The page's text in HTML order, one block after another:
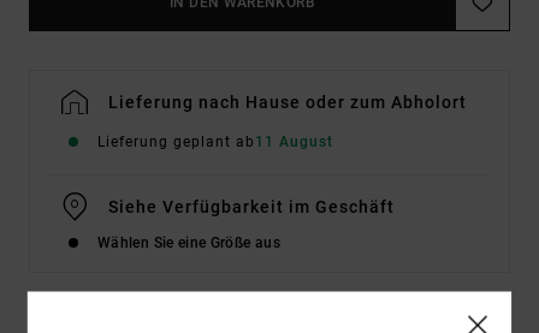
Lieferung nach Hause oder zum Abholort
Lieferung geplant ab 11 August
Siehe Verfügbarkeit im Geschäft
Wählen Sie eine Größe aus